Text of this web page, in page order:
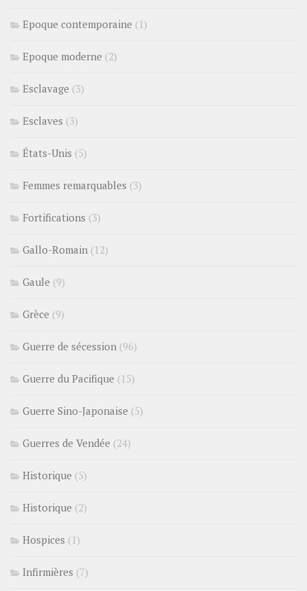
Epoque contemporaine (1)
Epoque moderne (2)
Esclavage (3)
Esclaves (3)
États-Unis (5)
Femmes remarquables (3)
Fortifications (3)
Gallo-Romain (12)
Gaule (9)
Grèce (9)
Guerre de sécession (96)
Guerre du Pacifique (15)
Guerre Sino-Japonaise (5)
Guerres de Vendée (24)
Historique (5)
Historique (2)
Hospices (1)
Infirmières (7)